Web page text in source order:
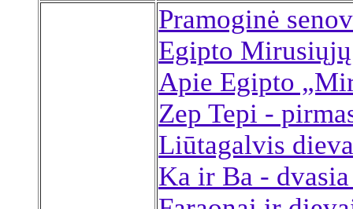
Pramoginė
Egipto
Apie Egipto
Zep Tepi -
Liūtagalvis
Ka ir Ba -